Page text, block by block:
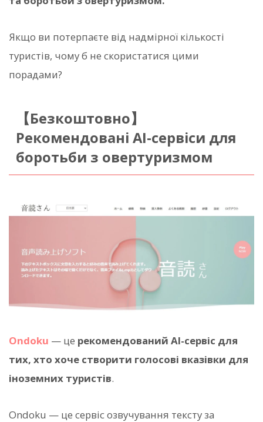
Якщо ви потерпаєте від надмірної кількості
туристів, чому б не скористатися цими
порадами?
【Безкоштовно】
Рекомендовані AI-сервіси для
боротьби з овертуризмом
Ondoku — це рекомендований AI-сервіс для
тих, хто хоче створити голосові вказівки для
іноземних туристів.
Ondoku — це сервіс озвучування тексту за